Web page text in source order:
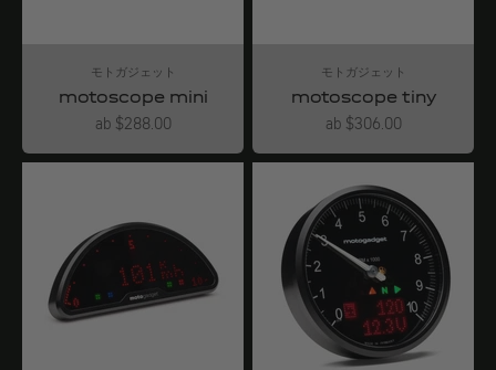
モトガジェット
motoscope mini
Angebot
ab $288.00
モトガジェット
motoscope tiny
Angebot
ab $306.00